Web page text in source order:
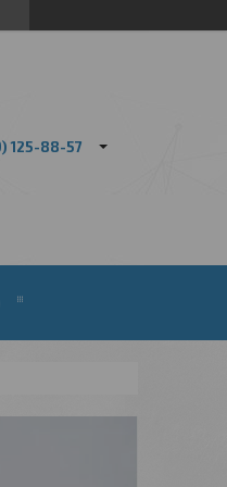
125-88-57